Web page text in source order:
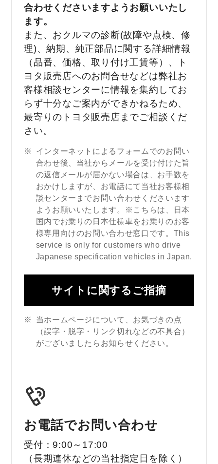
合わせくださいますようお願いいたし
ます。
また、おクルマの診断(故障や点検、修
理)、納期、純正部品に関する詳細情報
（品番、価格、取り付け工賃等）、ト
ヨタ販売店へのお問合せなどは弊社お
客様相談センターに情報を集約してお
らず十分なご案内ができかねるため、
最寄りのトヨタ販売店までご相談くだ
さい。
インターネットによるフォームでのお問い
合わせ後、当社からメールを受け付けた旨
の返信メールが届かない場合は、お手数を
おかけしますが、お電話にて当社お客様相
談センターまでお問い合わせくださいます
ようお願いいたします。※こちらは、日本
国内でお乗りの日本仕様車をお乗りのお客
様専用向けのお問い合わせ窓口です。This
service is only for customers who drive
Japanese specification vehicles in Japan.
サイトに関するご指摘
当ホームページについて、お気づきの点
（誤字・脱字・リンク切れなどの不具合）
がございましたらお知らせください。
お電話でお問い合わせ
受付：9:00～17:00
（長期連休などの当社指定日を除く）